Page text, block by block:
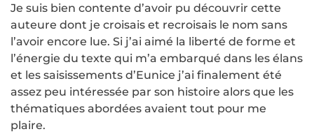
Je suis bien contente d’avoir pu découvrir cette
auteure dont je croisais et recroisais le nom sans
l’avoir encore lue. Si j’ai aimé la liberté de forme et
l’énergie du texte qui m’a embarqué dans les élans
et les saisissements d’Eunice j’ai finalement été
assez peu intéressée par son histoire alors que les
thématiques abordées avaient tout pour me
plaire.